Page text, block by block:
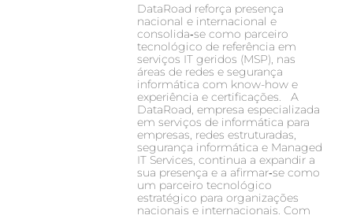
DataRoad reforça presença
nacional e internacional e
consolida‑se como parceiro
tecnológico de referência em
serviços IT geridos (MSP), nas
áreas de redes e segurança
informática com know-how e
experiência e certificações. A
DataRoad, empresa especializada
em serviços de informática para
empresas, redes estruturadas,
segurança informática e Managed
IT Services, continua a expandir a
sua presença e a afirmar‑se como
um parceiro tecnológico
estratégico para organizações
nacionais e internacionais. Com